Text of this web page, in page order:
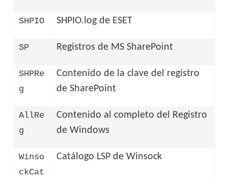
SHPIO SHPIO.log de ESET
SP Registros de MS SharePoint
SHPRe
g
Contenido de la clave del registro
de SharePoint
AllRe
g
Contenido al completo del Registro
de Windows
Winso
ckCat
Catálogo LSP de Winsock